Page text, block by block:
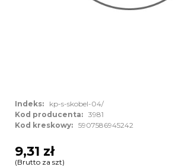
Indeks:
kp-s-skobel-04/
Kod producenta: 3981
Kod kreskowy: 5907586945242
9,31 zł
(Brutto za szt)